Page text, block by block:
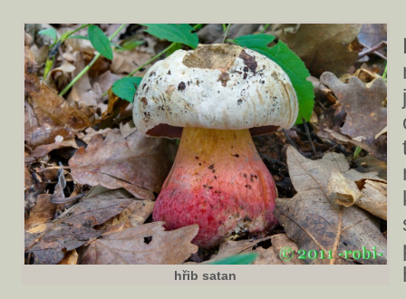
hřib satan